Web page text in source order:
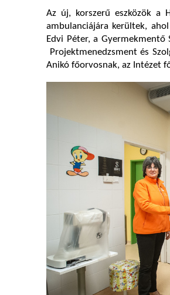
Az új, korszerű eszközök a
ambulanciájára kerültek,
Edvi Péter, a Gyermekmentő
Projektmenedzsment és
Anikó főorvosnak, az Intézet